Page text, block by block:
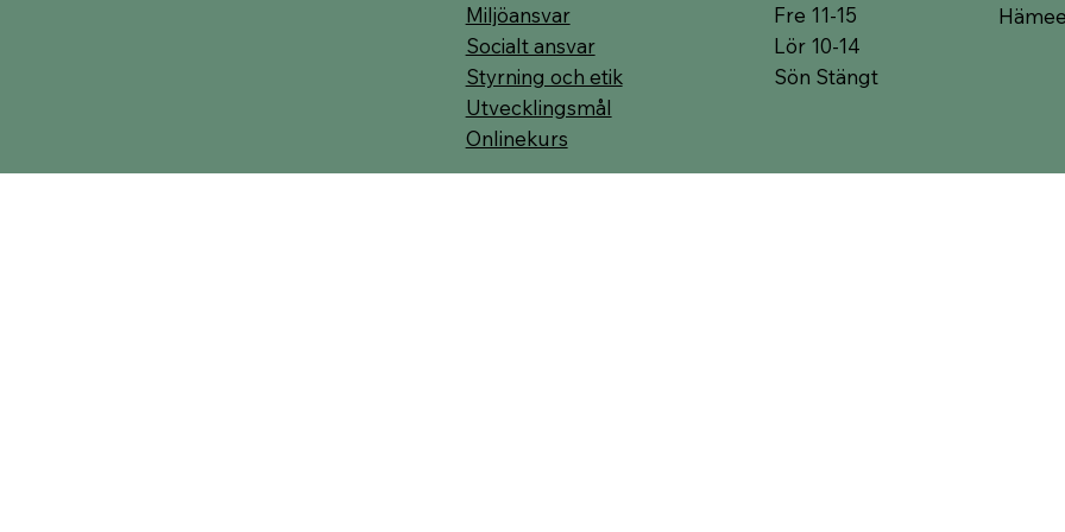
Miljöansvar
Socialt ansvar
Styrning och etik
Utvecklingsmål
Onlinekurs
Fre 11-15
Lör 10-14
Sön Stängt